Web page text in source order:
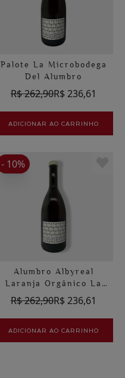
Palote La Microbodega
Del Alumbro
R$ 262,90R$ 236,61
ADICIONAR AO CARRINHO
Alumbro Albyreal
Laranja Orgânico La
Microbodega Del
Alumbro
R$ 262,90R$ 236,61
- 10%
ADICIONAR AO CARRINHO